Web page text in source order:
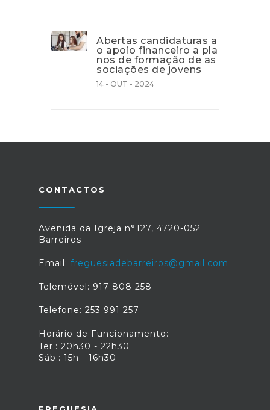
Abertas candidaturas a
o apoio financeiro a pla
nos de formação de as
sociações de jovens
14 - OUT - 2024
CONTACTOS
Avenida da Igreja n°127, 4720-052
Barreiros
Email: freguesiadebarreiros@gmail.com
Telemóvel: 917 808 258
Telefone: 253 991 257
Horário de Funcionamento:
Ter.: 20h30 - 22h30
Sáb.: 15h - 16h30